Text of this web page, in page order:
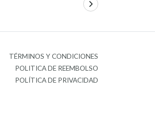
TÉRMINOS Y CONDICIONES
POLITICA DE REEMBOLSO
POLÍTICA DE PRIVACIDAD